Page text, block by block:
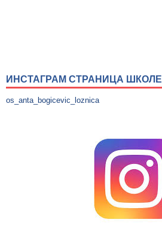
ИНСТАГРАМ СТРАНИЦА ШКОЛЕ
os_anta_bogicevic_loznica